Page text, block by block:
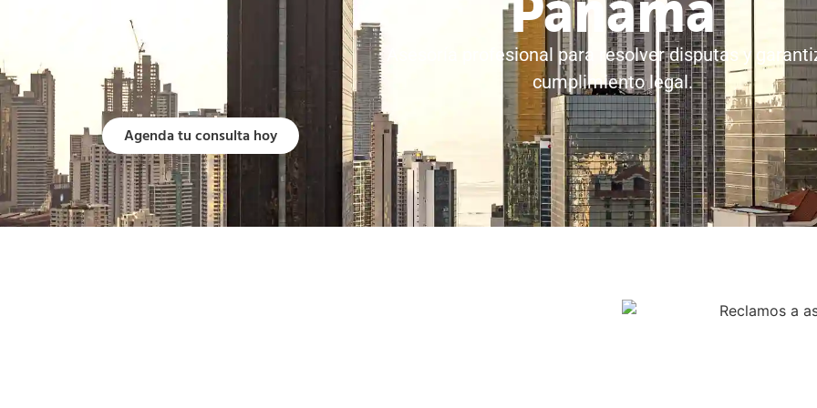
Asesoría profesional para resolver disputas y
cumplimiento legal.
Agenda tu consulta hoy